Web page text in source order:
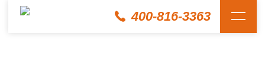
400-816-3363